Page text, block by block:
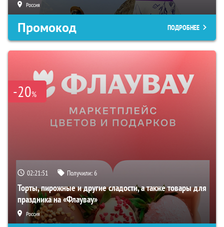
Россия
Промокод ПОДРОБНЕЕ
-20%
02:21:50 Получили:6
Торты, пирожные и другие сладости, а также товары для
праздника на «Флаувау»
Россия